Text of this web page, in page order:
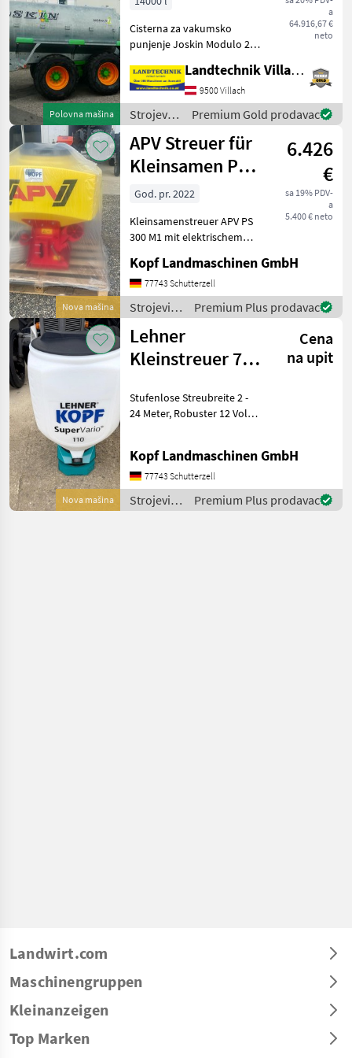
Polovna mašina
105/42 PS1
a
64.916,67 €
neto
Cisterna za vakumsko
punjenje Joskin Modulo 2,
vučnom rudom, tandem
osovinom, hidrauličnom
vučnom osovinom,
gumama: 650/55R26.5,
zračnim kočnic
Landtechnik Villach GmbH
9500 Villach
Strojevi
za
đubrenje,
gnojenje i
navodnjavanje
/ Joskin
Premium Gold prodavac
Nova mašina
APV Streuer für
Kleinsamen PS
300
M1+elekltrisch
6.426
€
sa 19% PDV-
a
5.400 € neto
God. pr. 2022
Kleinsamenstreuer APV PS
300 M1 mit elektrischem
Steuermodul 5.2 8 Auslässe
für Arbeitsbreiten bis zu 6
Meter 25 Meter Schlauch 8
Pralltelle
Kopf Landmaschinen GmbH
77743 Schutterzell
Strojevi
za
đubrenje,
gnojenje i
navodnjavanje
Premium Plus prodavac
Nova mašina
Lehner
Kleinstreuer 70 /
*NEU*
Cena
na upit
Stufenlose Streubreite 2 -
24 Meter, Robuster 12 Volt
durch Steuerpult vom
Fahrersitz aus, Optische
und akustische Feh
Kopf Landmaschinen GmbH
77743 Schutterzell
Strojevi
za
Premium Plus prodavac
Landwirt.com
Maschinengruppen
Kleinanzeigen
Top Marken